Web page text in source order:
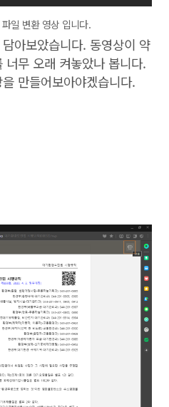
일 변환 영상 입니다.
아보았습니다. 동영상이 약
무 오래 켜놓았나 봅니다.
만들어보아야겠습니다.